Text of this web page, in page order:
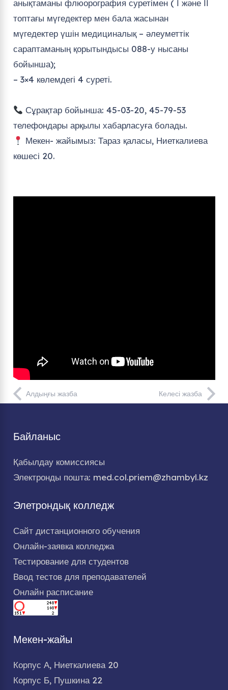
анықтаманы флюорография суретімен ( І және ІІ
топтағы мүгедектер мен бала жасынан
мүгедектер үшін медициналық – әлеуметтік
сараптаманың қорытындысы 088-у нысаны
бойынша);
– 3×4 көлемдегі 4 суреті. ⠀⠀⠀⠀
Сұрақтар бойынша: 45-03-20, 45-79-53
телефондары арқылы хабарласуға болады.
Мекен- жайымыз: Тараз қаласы, Ниеткалиева
көшесі 20.
Алдыңғы жазба Келесі жазба
Байланыс
Қабылдау комиссиясы
Электронды пошта: med.col.priem@zhambyl.kz
Элетрондық колледж
Сайт дистанционного обучения
Онлайн-заявка колледжа
Тестирование для студентов
Ввод тестов для преподавателей
Онлайн расписание
Мекен-жайы
Корпус А, Ниеткалиева 20
Корпус Б, Пушкина 22